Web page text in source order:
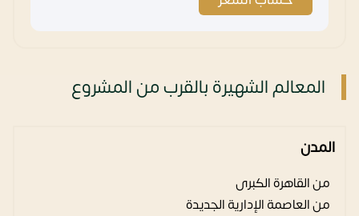
المعالم الشهيرة بالقرب من المشروع
المدن
من القاهرة الكبرى
من العاصمة الإدارية الجديدة